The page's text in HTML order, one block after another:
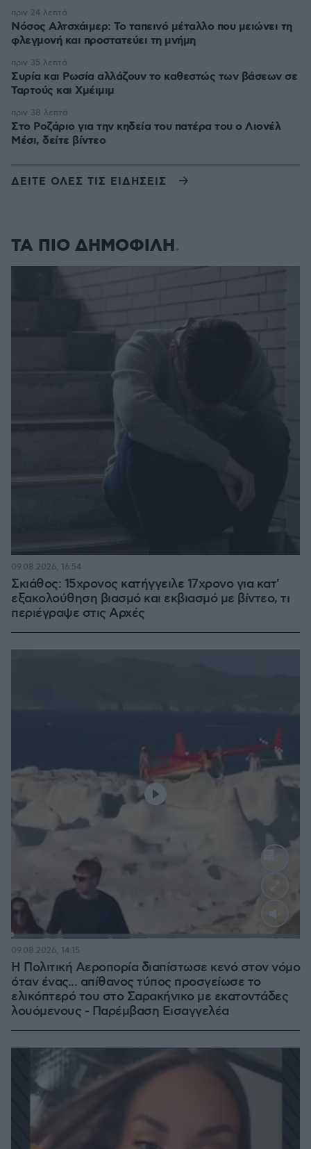
Νόσος Αλτσχάιμερ: Το ταπεινό μέταλλο που μειώνει τη
φλεγμονή και προστατεύει τη μνήμη
πριν 24 λεπτά
Συρία και Ρωσία αλλάζουν το καθεστώς των βάσεων σε
Ταρτούς και Χμέιμιμ
πριν 35 λεπτά
Στο Ροζάριο για την κηδεία του πατέρα του ο Λιονέλ
Μέσι, δείτε βίντεο
πριν 38 λεπτά
ΔΕΙΤΕ ΟΛΕΣ ΤΙΣ ΕΙΔΗΣΕΙΣ
ΤΑ ΠΙΟ ΔΗΜΟΦΙΛΗ
Σκιάθος: 15χρονος κατήγγειλε 17χρονο για κατ'
εξακολούθηση βιασμό και εκβιασμό με βίντεο, τι
περιέγραψε στις Αρχές
09.08.2026, 16:54
:
Η Πολιτική Αεροπορία διαπίστωσε κενό στον νόμο
όταν ένας... απίθανος τύπος προσγείωσε το
ελικόπτερό του στο Σαρακήνικο με εκατοντάδες
λουόμενους - Παρέμβαση Εισαγγελέα
09.08.2026, 14:15